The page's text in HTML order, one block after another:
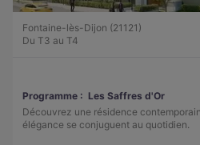
Fontaine-lès-Dijon (21121)
Du T3 au T4
Programme : Les Saffres d'Or
Découvrez une résidence
élégance se conjuguent au quotidien.